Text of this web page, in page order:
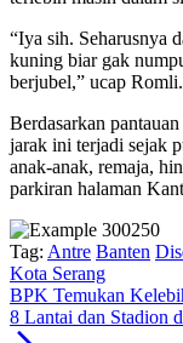
“Iya sih. Seharusnya
kuning biar gak
berjubel,” ucap Romli.
Berdasarkan
jarak ini terjadi sejak
anak-anak, remaja,
parkiran halaman
Tag: Antre Banten
Kota Serang
BPK Temukan
8 Lantai dan Stadion